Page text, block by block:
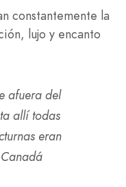
constantemente la
lujo y encanto
afuera del
allí todas
eran